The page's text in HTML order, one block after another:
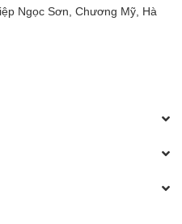
đèn tường còn có nhiều chức
của bạn, bạn có thể chọn đèn
thể cung cấp ánh sáng chính
nhà bếp.
đèn tường để tạo điểm nhấn cho
Ngọc Sơn, Chương Mỹ, Hà